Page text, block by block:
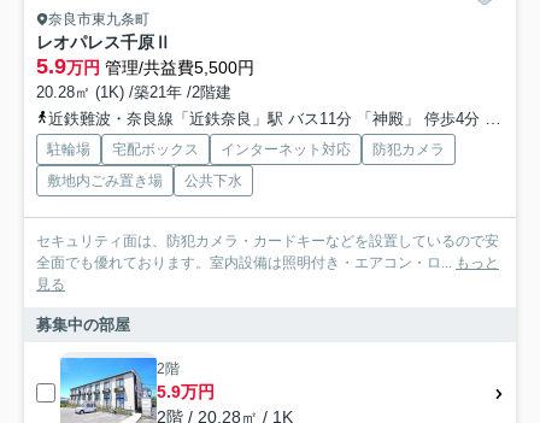
奈良市東九条町
レオパレス千原Ⅱ
5.9万円 管理/共益費5,500円
20.28㎡ (1K) /築21年 /2階建
近鉄難波・奈良線「近鉄奈良」駅 バス11分 「神殿」 停歩4分
駐輪場 宅配ボックス インターネット対応
防犯カメラ
敷地内ごみ置き場
公共下水
セキュリティ面は、防犯カメラ・カードキーなどを設置しているので安
全面でも優れております。室内設備は照明付き・エアコン・ロ...
もっと
見る
募集中の部屋
2階
5.9万円
2階 / 20.28㎡ / 1K